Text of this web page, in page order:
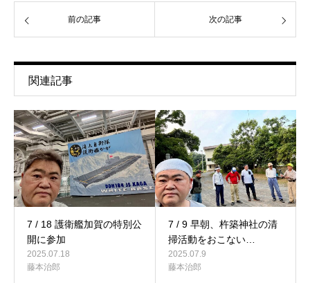
前の記事 次の記事
関連記事
7 / 18 護衛艦加賀の特別公
開に参加
2025.07.18
藤本治郎
7 / 9 早朝、杵築神社の清
掃活動をおこない…
2025.07.9
藤本治郎